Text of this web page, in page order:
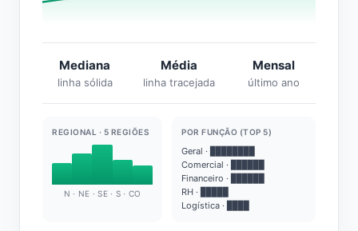
Mediana
linha sólida
Média
linha tracejada
Mensal
último ano
REGIONAL · 5 REGIÕES
N · NE · SE · S · CO
POR FUNÇÃO (TOP 5)
Geral · ████████
Comercial · ██████
Financeiro · ██████
RH · █████
Logística · ████